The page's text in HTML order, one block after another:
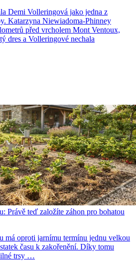
Demi Volleringová jako jedna z
Katarzyna Niewiadoma-Phinney
před vrcholem Mont Ventoux,
dres a Volleringové nechala
Právě teď založíte záhon pro bohatou
má oproti jarnímu termínu jednu velkou
času k zakořenění. Díky tomu
trsy …